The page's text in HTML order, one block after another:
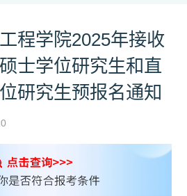
程学院2025年接收
士学位研究生和直
研究生预报名通知